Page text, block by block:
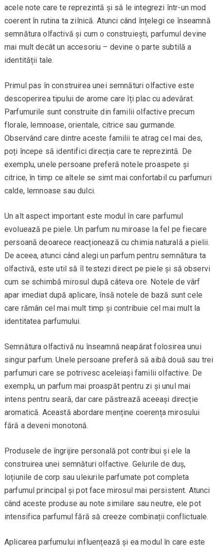
acele note care te reprezintă și să le integrezi într-un mod
coerent în rutina ta zilnică. Atunci când înțelegi ce înseamnă
semnătura olfactivă și cum o construiești, parfumul devine
mai mult decât un accesoriu – devine o parte subtilă a
identității tale.
Primul pas în construirea unei semnături olfactive este
descoperirea tipului de arome care îți plac cu adevărat.
Parfumurile sunt construite din familii olfactive precum
florale, lemnoase, orientale, citrice sau gurmande.
Observând care dintre aceste familii te atrag cel mai des,
poți începe să identifici direcția care te reprezintă. De
exemplu, unele persoane preferă notele proaspete și
citrice, în timp ce altele se simt mai confortabil cu parfumuri
calde, lemnoase sau dulci.
Un alt aspect important este modul în care parfumul
evoluează pe piele. Un parfum nu miroase la fel pe fiecare
persoană deoarece reacționează cu chimia naturală a pielii.
De aceea, atunci când alegi un parfum pentru semnătura ta
olfactivă, este util să îl testezi direct pe piele și să observi
cum se schimbă mirosul după câteva ore. Notele de vârf
apar imediat după aplicare, însă notele de bază sunt cele
care rămân cel mai mult timp și contribuie cel mai mult la
identitatea parfumului.
Semnătura olfactivă nu înseamnă neapărat folosirea unui
singur parfum. Unele persoane preferă să aibă două sau trei
parfumuri care se potrivesc aceleiași familii olfactive. De
exemplu, un parfum mai proaspăt pentru zi și unul mai
intens pentru seară, dar care păstrează aceeași direcție
aromatică. Această abordare menține coerența mirosului
fără a deveni monotonă.
Produsele de îngrijire personală pot contribui și ele la
construirea unei semnături olfactive. Gelurile de duș,
loțiunile de corp sau uleiurile parfumate pot completa
parfumul principal și pot face mirosul mai persistent. Atunci
când aceste produse au note similare sau neutre, ele pot
intensifica parfumul fără să creeze combinații conflictuale.
Aplicarea parfumului influențează și ea modul în care este